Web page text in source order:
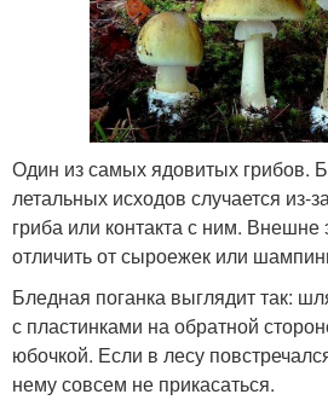
Один из самых ядовитых грибов.
летальных исходов случается из-
гриба или контакта с ним. Внешне
отличить от сыроежек или
Бледная поганка выглядит так:
с пластинками на обратной
юбочкой. Если в лесу
нему совсем не прикасаться.